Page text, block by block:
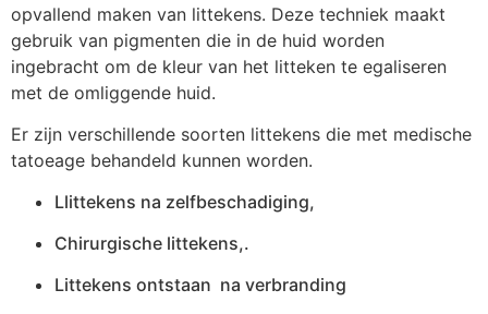
opvallend maken van littekens. Deze techniek maakt
gebruik van pigmenten die in de huid worden
ingebracht om de kleur van het litteken te egaliseren
met de omliggende huid.
Er zijn verschillende soorten littekens die met medische
tatoeage behandeld kunnen worden.
Llittekens na zelfbeschadiging,
Chirurgische littekens,.
Littekens ontstaan na verbranding